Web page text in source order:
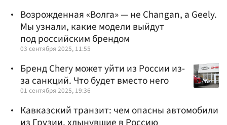
Возрожденная «Волга» — не Changan, а Geely.
Мы узнали, какие модели выйдут
под российским брендом
03 сентября 2025, 11:55
Бренд Chery может уйти из России из-
за санкций. Что будет вместо него
01 сентября 2025, 19:36
Кавказский транзит: чем опасны автомобили